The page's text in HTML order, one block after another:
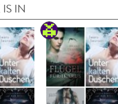
IN